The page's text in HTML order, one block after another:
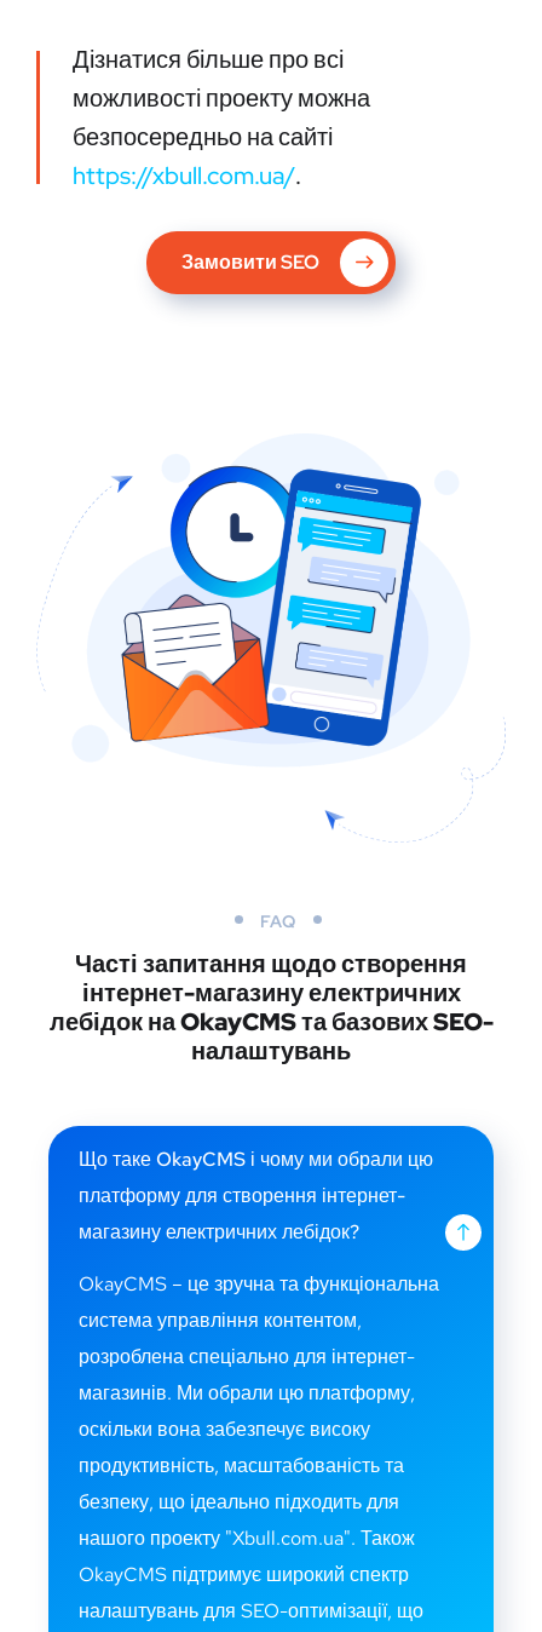
Дізнатися більше про всі
можливості проекту можна
безпосередньо на сайті
https://xbull.com.ua/.
Замовити SEO
FAQ
Часті запитання щодо створення
інтернет-магазину електричних
лебідок на OkayCMS та базових SEO-
налаштувань
Що таке OkayCMS і чому ми обрали цю
платформу для створення інтернет-
магазину електричних лебідок?
OkayCMS – це зручна та функціональна
система управління контентом,
розроблена спеціально для інтернет-
магазинів. Ми обрали цю платформу,
оскільки вона забезпечує високу
продуктивність, масштабованість та
безпеку, що ідеально підходить для
нашого проекту "Xbull.com.ua". Також
OkayCMS підтримує широкий спектр
налаштувань для SEO-оптимізації, що